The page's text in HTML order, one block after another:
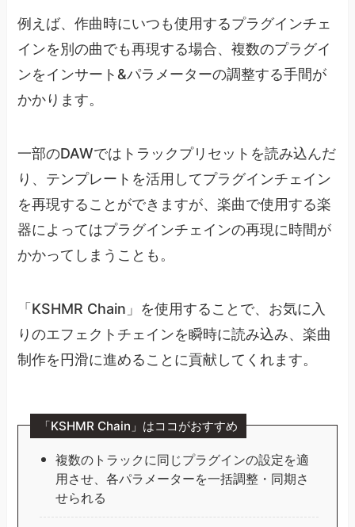
例えば、作曲時にいつも使用するプラグインチェ
インを別の曲でも再現する場合、複数のプラグイ
ンをインサート&パラメーターの調整する手間が
かかります。
一部のDAWではトラックプリセットを読み込んだ
り、テンプレートを活用してプラグインチェイン
を再現することができますが、楽曲で使用する楽
器によってはプラグインチェインの再現に時間が
かかってしまうことも。
「KSHMR Chain」を使用することで、お気に入
りのエフェクトチェインを瞬時に読み込み、楽曲
制作を円滑に進めることに貢献してくれます。
「KSHMR Chain」はココがおすすめ
複数のトラックに同じプラグインの設定を適
用させ、各パラメーターを一括調整・同期さ
せられる